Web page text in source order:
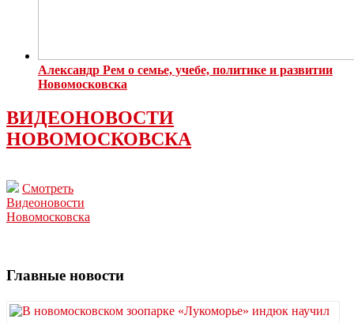
Александр Рем о семье, учебе, политике и развитии
Новомосковска
ВИДЕОНОВОСТИ
НОВОМОСКОВСКА
Смотреть
Видеоновости
Новомосковска
Главные новости